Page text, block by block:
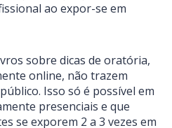
ao expor-se em
sobre dicas de oratória,
online, não trazem
Isso só é possível em
presenciais e que
se exporem 2 a 3 vezes em